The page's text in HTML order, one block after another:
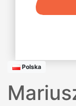
Polska